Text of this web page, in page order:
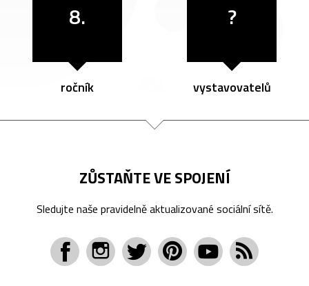
8.
ročník
?
vystavovatelů
ZŮSTAŇTE VE SPOJENÍ
Sledujte naše pravidelně aktualizované sociální sítě.